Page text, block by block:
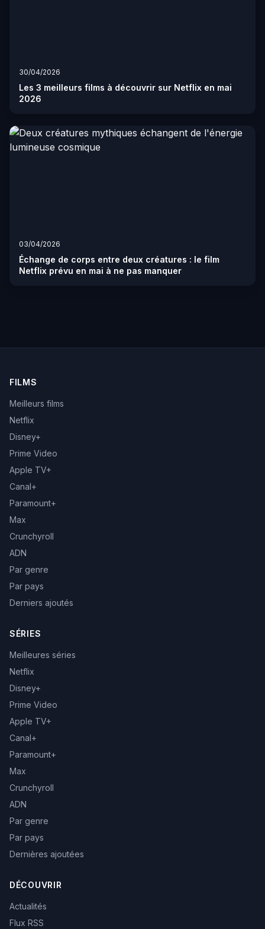
30/04/2026
Les 3 meilleurs films à découvrir sur Netflix en mai
2026
03/04/2026
Échange de corps entre deux créatures : le film
Netflix prévu en mai à ne pas manquer
FILMS
Meilleurs films
Netflix
Disney+
Prime Video
Apple TV+
Canal+
Paramount+
Max
Crunchyroll
ADN
Par genre
Par pays
Derniers ajoutés
SÉRIES
Meilleures séries
Netflix
Disney+
Prime Video
Apple TV+
Canal+
Paramount+
Max
Crunchyroll
ADN
Par genre
Par pays
Dernières ajoutées
DÉCOUVRIR
Actualités
Flux RSS